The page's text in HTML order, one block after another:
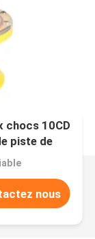
chocs 10CD
piste de
nous